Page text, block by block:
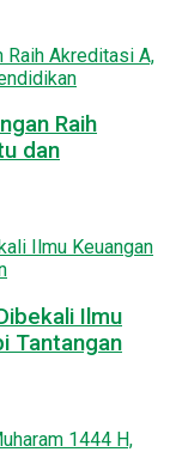
Raih
dan
Ilmu
Tantangan